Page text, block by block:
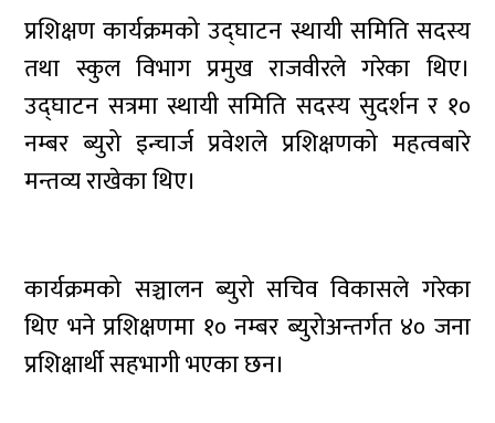
प्रशिक्षण कार्यक्रमको उद्घाटन स्थायी समिति सदस्य
तथा स्कुल विभाग प्रमुख राजवीरले गरेका थिए।
उद्घाटन सत्रमा स्थायी समिति सदस्य सुदर्शन र १०
नम्बर ब्युरो इन्चार्ज प्रवेशले प्रशिक्षणको महत्वबारे
मन्तव्य राखेका थिए।
कार्यक्रमको सञ्चालन ब्युरो सचिव विकासले गरेका
थिए भने प्रशिक्षणमा १० नम्बर ब्युरोअन्तर्गत ४० जना
प्रशिक्षार्थी सहभागी भएका छन।